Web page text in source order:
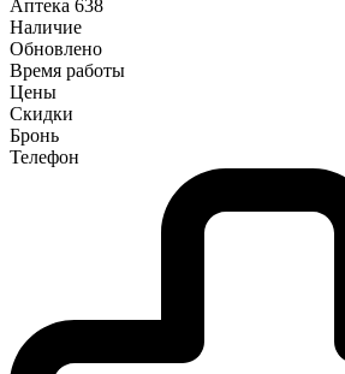
Аптека 638
Наличие
Обновлено
Время работы
Цены
Скидки
Бронь
Телефон